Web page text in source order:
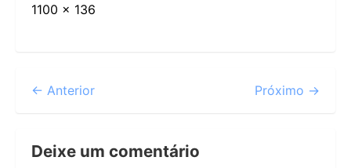
1100 × 136
← Anterior Próximo →
Deixe um comentário